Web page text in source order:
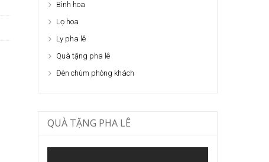
Bình hoa
Lọ hoa
Ly pha lê
Quà tặng pha lê
Đèn chùm phòng khách
QUÀ TẶNG PHA LÊ